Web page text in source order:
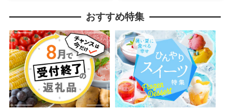
おすすめ特集